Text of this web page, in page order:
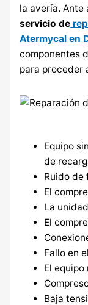
la avería. Ante
servicio de
Atermycal en
componentes
para proceder
Equipo
de
Ruido de
El
La
El
Fallo en
El equipo
Baja